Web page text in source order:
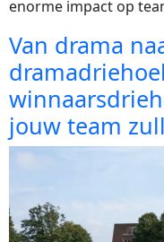
enorme impact op
Van drama
jouw team